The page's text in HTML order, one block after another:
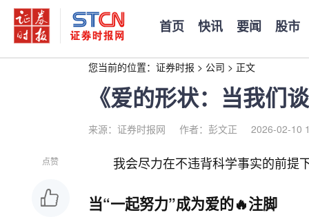
首页 快讯 要闻 股市
您当前的位置： 证券时报 > 公司 > 正文
《爱的形状：当我们
来源：证券时报网 作者：彭文正 2026-02-10
点赞 我会尽力在不违背科学事实的前提
当“一起努力”成为爱的🔥注脚